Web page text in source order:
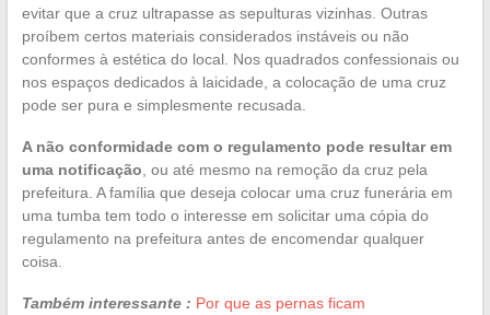
evitar que a cruz ultrapasse as sepulturas vizinhas. Outras
proíbem certos materiais considerados instáveis ou não
conformes à estética do local. Nos quadrados confessionais ou
nos espaços dedicados à laicidade, a colocação de uma cruz
pode ser pura e simplesmente recusada.
A não conformidade com o regulamento pode resultar em
uma notificação , ou até mesmo na remoção da cruz pela
prefeitura. A família que deseja colocar uma cruz funerária em
uma tumba tem todo o interesse em solicitar uma cópia do
regulamento na prefeitura antes de encomendar qualquer
coisa.
Também interessante : Por que as pernas ficam